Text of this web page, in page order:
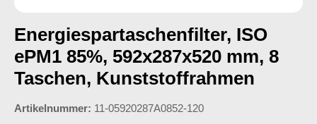
Energiespartaschenfilter, ISO
ePM1 85%, 592x287x520 mm, 8
Taschen, Kunststoffrahmen
Artikelnummer: 11-05920287A0852-120